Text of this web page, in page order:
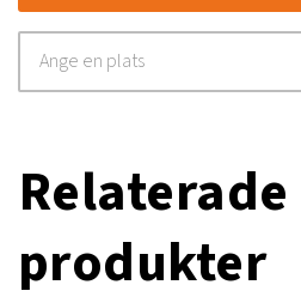
Relaterade
produkter